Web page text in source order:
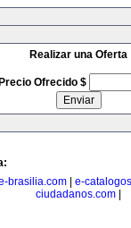
Realizar una Oferta
Precio Ofrecido $
brasilia.com
e-
ciudadanos.com